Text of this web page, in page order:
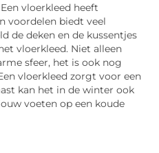
vloerkleed heeft
voordelen biedt veel
de deken en de kussentjes
vloerkleed. Niet alleen
sfeer, het is ook nog
vloerkleed zorgt voor een
kan het in de winter ook
voeten op een koude